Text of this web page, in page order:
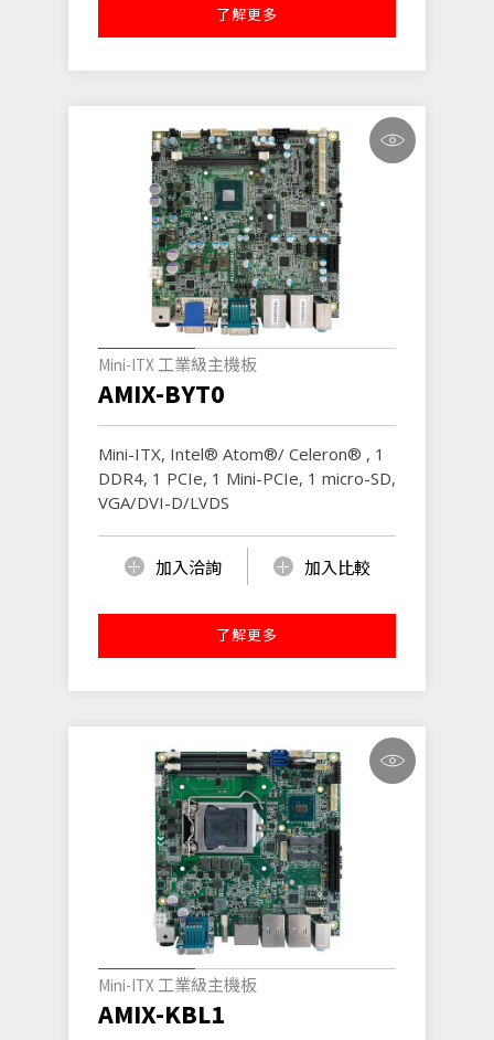
了解更多
Mini-ITX 工業級主機板
AMIX-BYT0
Mini-ITX, Intel® Atom®/ Celeron® , 1
DDR4, 1 PCIe, 1 Mini-PCIe, 1 micro-SD,
VGA/DVI-D/LVDS
加入洽詢 加入比較
了解更多
Mini-ITX 工業級主機板
AMIX-KBL1